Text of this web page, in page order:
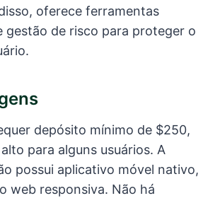
oferece ferramentas
gestão de risco para proteger o
depósito mínimo de $250,
para alguns usuários. A
possui aplicativo móvel nativo,
web responsiva. Não há